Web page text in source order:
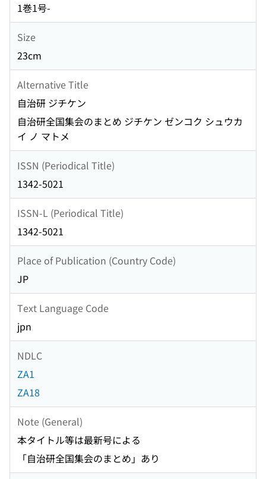
1巻1号-
Size
23cm
Alternative Title
自治研 ジチケン
自治研全国集会のまとめ ジチケン ゼンコク シュウカ
イ ノ マトメ
ISSN (Periodical Title)
1342-5021
ISSN-L (Periodical Title)
1342-5021
Place of Publication (Country Code)
JP
Text Language Code
jpn
NDLC
ZA1
ZA18
Note (General)
本タイトル等は最新号による
「自治研全国集会のまとめ」あり